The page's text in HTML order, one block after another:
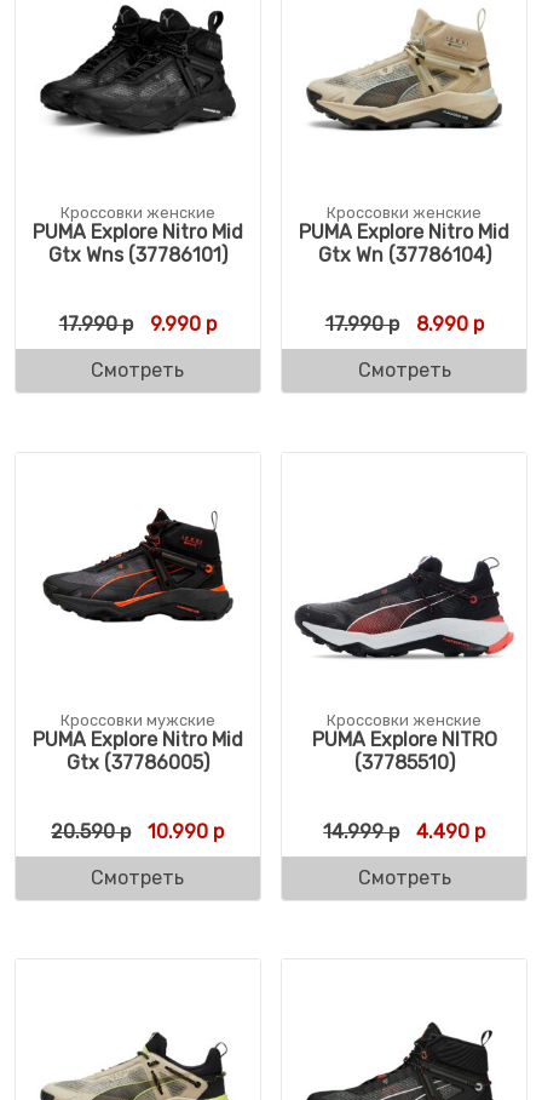
Кроссовки женские
PUMA Explore Nitro Mid
Gtx Wns (37786101)
17.990р Первоначальная цена составляла 17.990
9.990рТекущая цена: 9.990 р.
Смотреть
Кроссовки женские
PUMA Explore Nitro Mid
Gtx Wn (37786104)
17.990р 8.990р
Смотреть
Кроссовки мужские
PUMA Explore Nitro Mid
Gtx (37786005)
20.590р Первоначальная цена составляла 20.590
10.990 рТекущая цена: 10.990 р.
Смотреть
Кроссовки женские
PUMA Explore NITRO
(37785510)
14.999р 4.490 р
Смотреть